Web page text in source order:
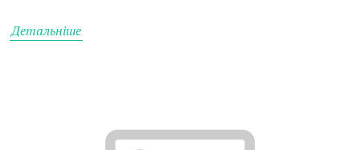
Детальніше